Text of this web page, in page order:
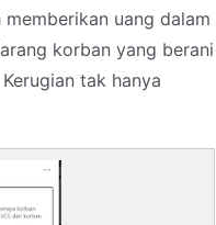
uang dalam
korban yang berani
tak hanya